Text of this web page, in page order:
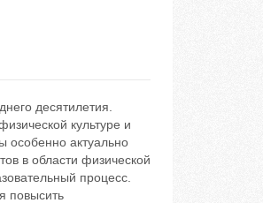
десятилетия.
культуре и
особенно актуально
в области физической
процесс.
повысить